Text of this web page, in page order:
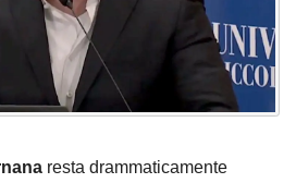
resta drammaticamente